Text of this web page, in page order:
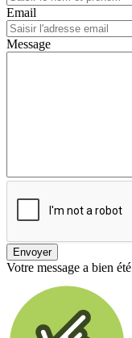
Email
Message
Envoyer
Votre message a bien